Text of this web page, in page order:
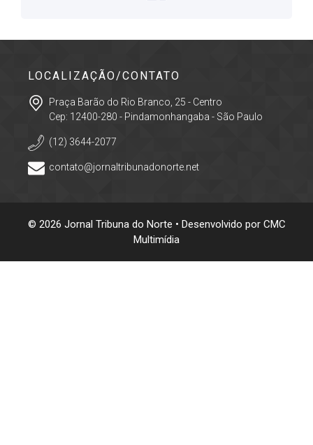
LOCALIZAÇÃO/CONTATO
Praça Barão do Rio Branco, 25 - Centro
Cep: 12400-280 - Pindamonhangaba - São Paulo
(12) 3644-2077
contato@jornaltribunadonorte.net
© 2026 Jornal Tribuna do Norte • Desenvolvido por CMC
Multimídia